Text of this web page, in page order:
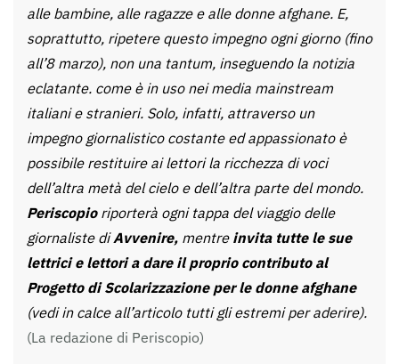
alle bambine, alle ragazze e alle donne afghane. E,
soprattutto, ripetere questo impegno ogni giorno (fino
all’8 marzo), non una tantum, inseguendo la notizia
eclatante. come è in uso nei media mainstream
italiani e stranieri. Solo, infatti, attraverso un
impegno giornalistico costante ed appassionato è
possibile restituire ai lettori la ricchezza di voci
dell’altra metà del cielo e dell’altra parte del mondo.
Periscopioriporterà ogni tappa del viaggio delle
giornaliste diAvvenire, mentre invita tutte le sue
lettrici e lettori a dare il proprio contributo al
Progetto di Scolarizzazione per le donne afghane
(vedi in calce all’articolo tutti gli estremi per aderire).
(La redazione di Periscopio)